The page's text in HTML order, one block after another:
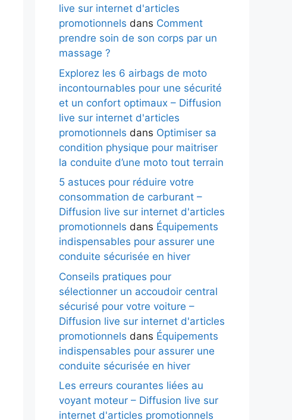
live sur internet d'articles
promotionnels dans Comment
prendre soin de son corps par un
massage ?
Explorez les 6 airbags de moto
incontournables pour une sécurité
et un confort optimaux – Diffusion
live sur internet d'articles
promotionnels dans Optimiser sa
condition physique pour maitriser
la conduite d’une moto tout terrain
5 astuces pour réduire votre
consommation de carburant –
Diffusion live sur internet d'articles
promotionnels dans Équipements
indispensables pour assurer une
conduite sécurisée en hiver
Conseils pratiques pour
sélectionner un accoudoir central
sécurisé pour votre voiture –
Diffusion live sur internet d'articles
promotionnels dans Équipements
indispensables pour assurer une
conduite sécurisée en hiver
Les erreurs courantes liées au
voyant moteur – Diffusion live sur
internet d'articles promotionnels